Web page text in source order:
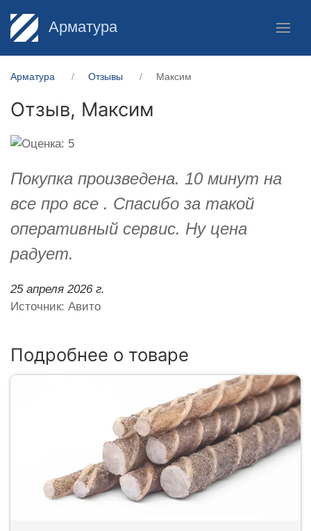
Арматура
Арматура Отзывы Максим
Отзыв, Максим
Покупка произведена. 10 минут на
все про все . Спасибо за такой
оперативный сервис. Ну цена
радует.
25 апреля 2026 г.
Источник: Авито
Подробнее о товаре